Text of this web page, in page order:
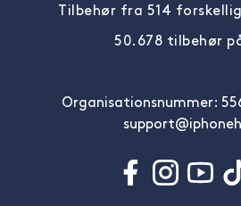
Tilbehør fra 514
50.678 tilbehør
Organisationsnummer: